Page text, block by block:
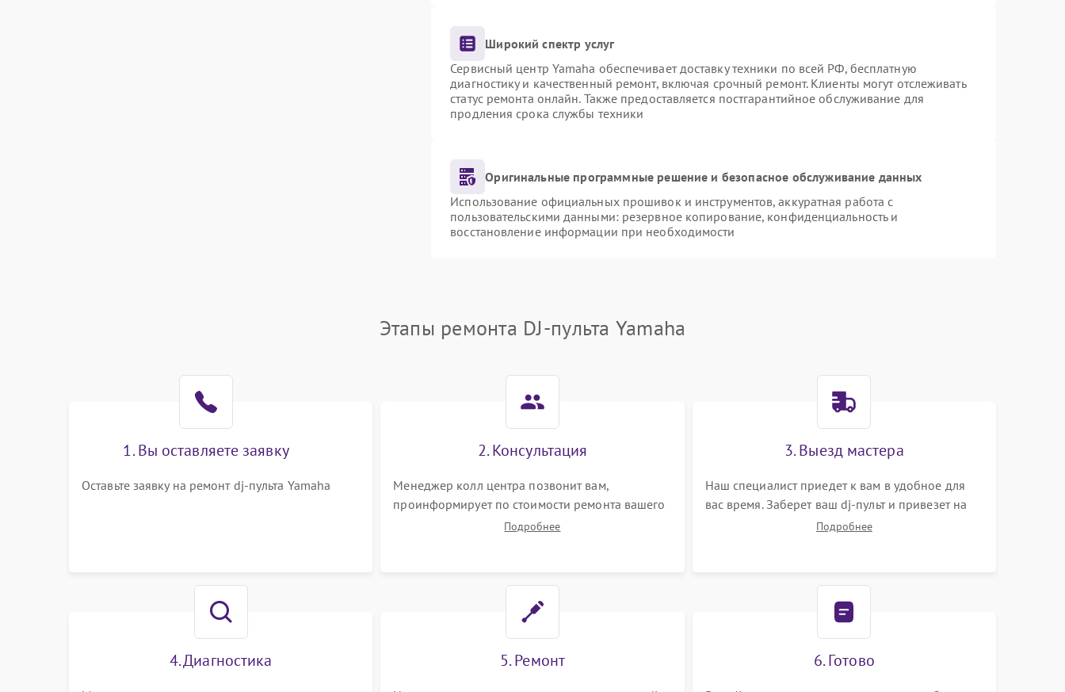
Широкий спектр услуг
Сервисный центр Yamaha обеспечивает доставку техники по всей РФ, бесплатную
диагностику и качественный ремонт, включая срочный ремонт. Клиенты могут отслеживать
статус ремонта онлайн. Также предоставляется постгарантийное обслуживание для
продления срока службы техники
Оригинальные программные решение и безопасное обслуживание данных
Использование официальных прошивок и инструментов, аккуратная работа с
пользовательскими данными: резервное копирование, конфиденциальность и
восстановление информации при необходимости
Этапы ремонта DJ-пульта Yamaha
1. Вы оставляете заявку
Оставьте заявку на ремонт dj-пульта Yamaha
2. Консультация
Менеджер колл центра позвонит вам,
проинформирует по стоимости ремонта вашего
dj-пульта а также ответит на все ваши вопросы.
Подробнее
3. Выезд мастера
Наш специалист приедет к вам в удобное для
вас время. Заберет ваш dj-пульт и привезет на
склад для диагностики.Подробнее
4. Диагностика 5. Ремонт 6. Готово